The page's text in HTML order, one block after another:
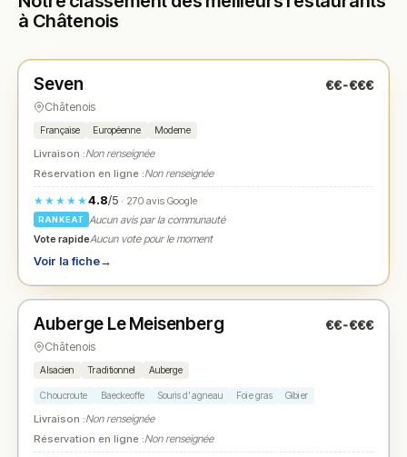
à Châtenois
★ N° 1
Seven €€-€€€
Châtenois
Française Européenne Moderne
Livraison :Non renseignée
Réservation en ligne :Non renseignée
★★★★★4.8/5· 270 avis Google
RANKEAT
Aucun avis par la communauté
Vote rapideAucun vote pour le moment
Voir la fiche→
★ N° 2
Auberge Le Meisenberg €€-€€€
Châtenois
Alsacien Traditionnel Auberge
Choucroute Baeckeoffe Souris d'agneau Foie gras Gibier
Livraison :Non renseignée
Réservation en ligne :Non renseignée